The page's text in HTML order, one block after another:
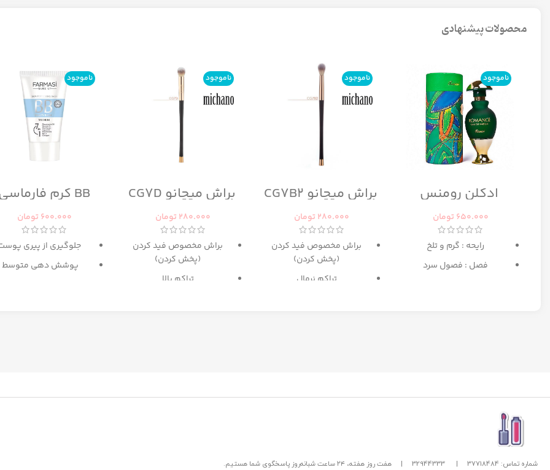
محصولات پیشنهادی
ناموجود
ادکلن رومنس
رومانس زنانه رصاصی
650.000 تومان
رایحه : گرم و تلخ
فصل : فصول سرد
ناموجود
براش میچانو CG7B2
280.000 تومان
براش مخصوص فید کردن
(پخش کردن)
تراکم نرمال
ناموجود
براش میچانو CG7D
280.000 تومان
براش مخصوص فید کردن
(پخش کردن)
تراکم بالا
ناموجود
BB کرم فارماسی
600.000 تومان
جلوگیری از پیری
پوشش دهی متوسط
شماره تماس: 37718484 |
32944333
| هفت روز هفته، ۲۴ ساعت شبانه‌روز پاسخگوی شما هستیم.